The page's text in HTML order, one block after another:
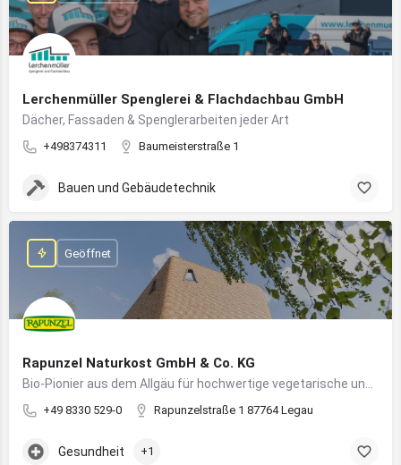
Lerchenmüller Spenglerei & Flachdachbau GmbH
Dächer, Fassaden & Spenglerarbeiten jeder Art
+498374311 Baumeisterstraße 1
Bauen und Gebäudetechnik
Rapunzel Naturkost GmbH & Co. KG
+49 8330 529-0 Rapunzelstraße 1 87764 Legau
Geöffnet
Gesundheit +1